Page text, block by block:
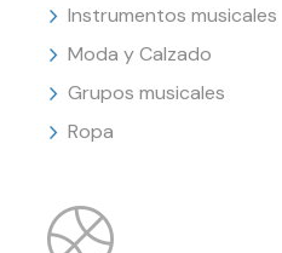
Instrumentos musicales
Moda y Calzado
Grupos musicales
Ropa